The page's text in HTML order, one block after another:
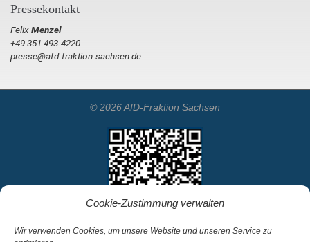
Cookie-Zustimmung verwalten
Wir verwenden Cookies, um unsere Website und unseren Service zu
Pressekontakt
FelixMenzel
+49 351 493-4220
presse@afd-fraktion-sachsen.de
© 2026 AfD-Fraktion Sachsen